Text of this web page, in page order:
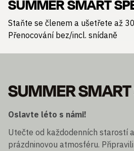
SUMMER SMART
Staňte se členem a ušetřete až
Přenocování bez/incl. snídaně
SUMMER
Oslavte léto s námi!
Utečte od každodenních starostí
prázdninovou atmosféru.